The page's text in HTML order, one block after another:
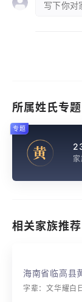
写下你对
所属姓氏专题
黄
专题
相关家族推荐
海南省临高县